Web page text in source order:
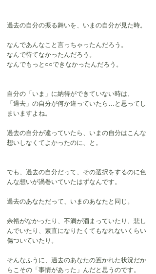
過去の自分の振る舞いを、いまの自分が見た時。
なんであんなこと言っちゃったんだろう。
なんで待てなかったんだろう。
なんでもっと○○できなかったんだろう。
自分の「いま」に納得ができていない時は、
「過去」の自分が何か違っていたら…と思ってし
まいますよね。
過去の自分が違っていたら、いまの自分はこんな
想いしなくてよかったのに、と。
でも、過去の自分だって、その選択をするのに色
んな想いが渦巻いていたはずなんです。
過去のあなただって、いまのあなたと同じ。
余裕がなかったり、不満が溜まっていたり、悲し
んでいたり、素直になりたくてもなれないくらい
傷ついていたり。
そんなふうに、過去のあなたの置かれた状況だか
らこその「事情があった」んだと思うのです。